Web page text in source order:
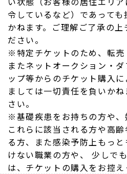
令しているなど）であって
かねます。ご理解ご了承の上
ださい。
※特定チケットのため、転売
またネットオークション・
ップ等からのチケット購入
ましては一切責任を負いか
さい。
※基礎疾患をお持ちの方や、
これらに該当される方や高
る方、また感染予防上もっ
けない職業の方や、 少しで
は、チケットの購入をお控え